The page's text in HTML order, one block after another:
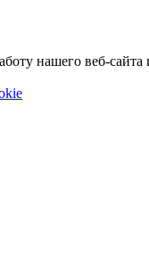
нашего веб-сайта